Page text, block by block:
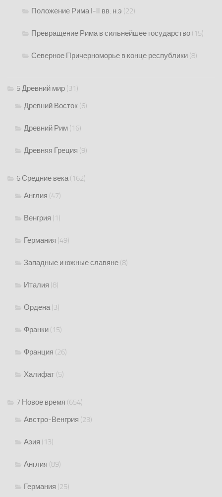
Положение Рима I-II вв. н.э (22)
Превращение Рима в сильнейшее государство (15)
Северное Причерноморье в конце республики (8)
5 Древний мир (31)
Древний Восток (6)
Древний Рим (16)
Древняя Греция (9)
6 Средние века(162)
Англия (47)
Венгрия (1)
Германия (49)
Западные и южные славяне (8)
Италия (8)
Ордена(3)
Франки (15)
Франция (26)
Халифат (5)
7 Новое время (654)
Австро-Венгрия (23)
Азия (13)
Англия (89)
Германия (25)